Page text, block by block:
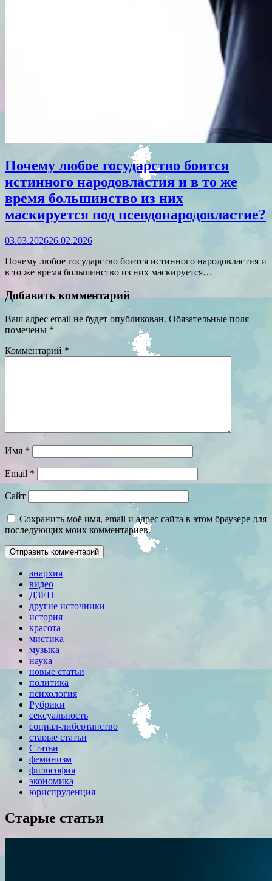
Почему любое государство боится
истинного народовластия и в то же
время большинство из них
маскируется под псевдонародовластие?
03.03.202626.02.2026
Почему любое государство боится истинного народовластия и
в то же время большинство из них маскируется…
Добавить комментарий
Ваш адрес email не будет опубликован. Обязательные поля
помечены *
Комментарий *
Имя *
Email *
Сайт
Сохранить моё имя, email и адрес сайта в этом браузере для
последующих моих комментариев.
анархия
видео
ДЗЕН
другие источники
история
красота
мистика
музыка
наука
новые статьи
политика
психология
Рубрики
сексуальность
социал-либертанство
старые статьи
Статьи
феминизм
философия
экономика
юриспруденция
Старые статьи